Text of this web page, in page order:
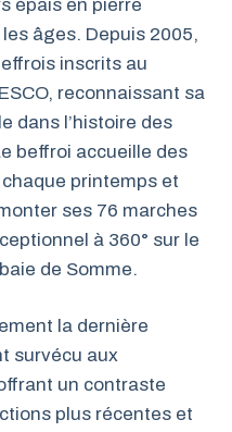
épais en pierre
âges. Depuis 2005,
inscrits au
reconnaissant sa
dans l’histoire des
beffroi accueille des
printemps et
ses 76 marches
à 360° sur le
de Somme.
la dernière
survécu aux
un contraste
plus récentes et